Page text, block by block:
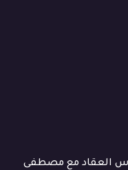
العقاد مع مصطفى